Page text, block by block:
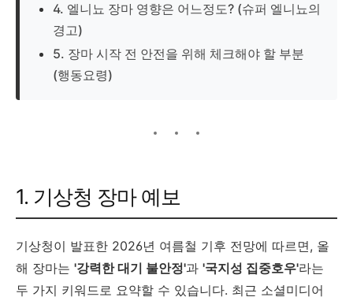
4. 엘니뇨 장마 영향은 어느정도? (슈퍼 엘니뇨의
경고)
5. 장마 시작 전 안전을 위해 체크해야 할 부분
(행동요령)
1. 기상청 장마 예보
기상청이 발표한 2026년 여름철 기후 전망에 따르면, 올
해 장마는 '강력한 대기 불안정'과 '국지성 집중호우'라는
두 가지 키워드로 요약할 수 있습니다. 최근 소셜미디어